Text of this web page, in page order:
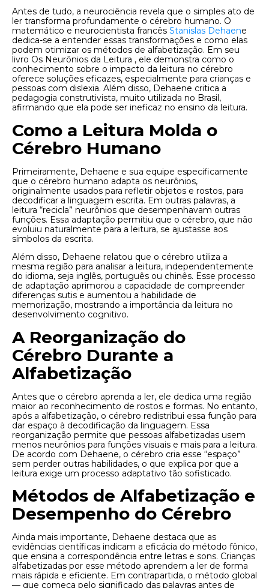
Antes de tudo, a neurociência revela que o simples ato de
ler transforma profundamente o cérebro humano. O
matemático e neurocientista francês Stanislas Dehaene
dedica-se a entender essas transformações e como elas
podem otimizar os métodos de alfabetização. Em seu
livro Os Neurônios da Leitura , ele demonstra como o
conhecimento sobre o impacto da leitura no cérebro
oferece soluções eficazes, especialmente para crianças e
pessoas com dislexia. Além disso, Dehaene critica a
pedagogia construtivista, muito utilizada no Brasil,
afirmando que ela pode ser ineficaz no ensino da leitura.
Como a Leitura Molda o
Cérebro Humano
Primeiramente, Dehaene e sua equipe especificamente
que o cérebro humano adapta os neurônios,
originalmente usados ​​para refletir objetos e rostos, para
decodificar a linguagem escrita. Em outras palavras, a
leitura “recicla” neurônios que desempenhavam outras
funções. Essa adaptação permitiu que o cérebro, que não
evoluiu naturalmente para a leitura, se ajustasse aos
símbolos da escrita.
Além disso, Dehaene relatou que o cérebro utiliza a
mesma região para analisar a leitura, independentemente
do idioma, seja inglês, português ou chinês. Esse processo
de adaptação aprimorou a capacidade de compreender
diferenças sutis e aumentou a habilidade de
memorização, mostrando a importância da leitura no
desenvolvimento cognitivo.
A Reorganização do
Cérebro Durante a
Alfabetização
Antes que o cérebro aprenda a ler, ele dedica uma região
maior ao reconhecimento de rostos e formas. No entanto,
após a alfabetização, o cérebro redistribui essa função para
dar espaço à decodificação da linguagem. Essa
reorganização permite que pessoas alfabetizadas usem
menos neurônios para funções visuais e mais para a leitura.
De acordo com Dehaene, o cérebro cria esse “espaço”
sem perder outras habilidades, o que explica por que a
leitura exige um processo adaptativo tão sofisticado.
Métodos de Alfabetização e
Desempenho do Cérebro
Ainda mais importante, Dehaene destaca que as
evidências científicas indicam a eficácia do método fônico,
que ensina a correspondência entre letras e sons. Crianças
alfabetizadas por esse método aprendem a ler de forma
mais rápida e eficiente. Em contrapartida, o método global
— que começa pelo significado das palavras antes de